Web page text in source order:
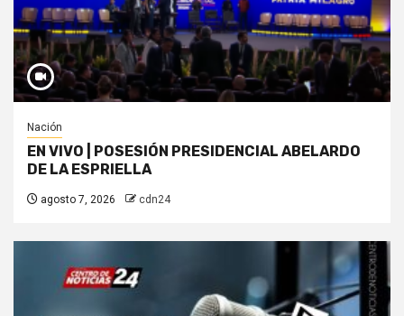
Nación
EN VIVO | POSESIÓN PRESIDENCIAL ABELARDO
DE LA ESPRIELLA
agosto 7, 2026 cdn24